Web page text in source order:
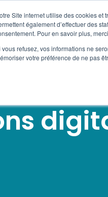
Site internet utilise des cookies et
également d’effectuer des
Pour en savoir plus,
vous refusez, vos informations ne
votre préférence de ne pas
COMMUNICATION